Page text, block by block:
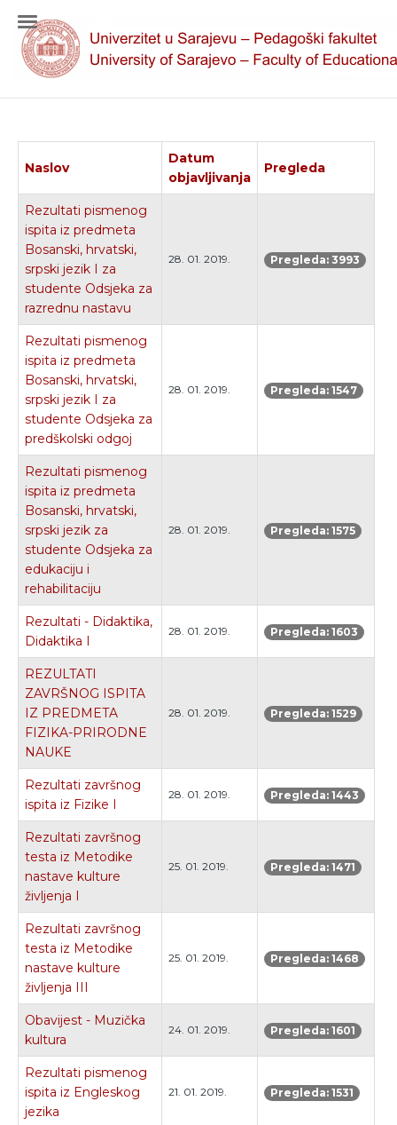
Naslov
Datum
objavljivanja
Pregleda
Rezultati pismenog
ispita iz predmeta
Bosanski, hrvatski,
srpski jezik I za
studente Odsjeka za
razrednu nastavu
28. 01. 2019. Pregleda: 3993
Rezultati pismenog
ispita iz predmeta
Bosanski, hrvatski,
srpski jezik I za
studente Odsjeka za
predškolski odgoj
28. 01. 2019. Pregleda: 1547
Rezultati pismenog
ispita iz predmeta
Bosanski, hrvatski,
srpski jezik za
studente Odsjeka za
edukaciju i
rehabilitaciju
28. 01. 2019. Pregleda: 1575
Rezultati - Didaktika,
Didaktika I
28. 01. 2019. Pregleda: 1603
REZULTATI
ZAVRŠNOG ISPITA
IZ PREDMETA
FIZIKA-PRIRODNE
NAUKE
28. 01. 2019. Pregleda: 1529
Rezultati završnog
ispita iz Fizike I
28. 01. 2019. Pregleda: 1443
Rezultati završnog
testa iz Metodike
nastave kulture
življenja I
25. 01. 2019. Pregleda: 1471
Rezultati završnog
testa iz Metodike
nastave kulture
življenja III
25. 01. 2019. Pregleda: 1468
Obavijest - Muzička
kultura
24. 01. 2019. Pregleda: 1601
Rezultati pismenog
ispita iz Engleskog
jezika
21. 01. 2019. Pregleda: 1531